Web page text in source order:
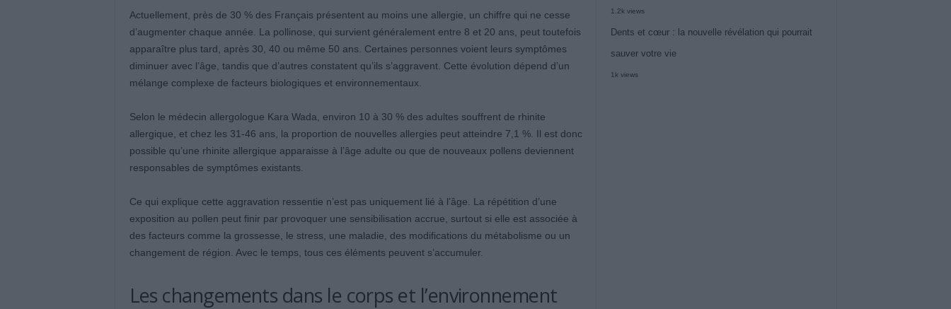
Actuellement, près de 30 % des Français présentent au moins une allergie, un chiffre qui ne cesse
d’augmenter chaque année. La pollinose, qui survient généralement entre 8 et 20 ans, peut toutefois
apparaître plus tard, après 30, 40 ou même 50 ans. Certaines personnes voient leurs symptômes
diminuer avec l’âge, tandis que d’autres constatent qu’ils s’aggravent. Cette évolution dépend d’un
mélange complexe de facteurs biologiques et environnementaux.
Selon le médecin allergologue Kara Wada, environ 10 à 30 % des adultes souffrent de rhinite
allergique, et chez les 31-46 ans, la proportion de nouvelles allergies peut atteindre 7,1 %. Il est donc
possible qu’une rhinite allergique apparaisse à l’âge adulte ou que de nouveaux pollens deviennent
responsables de symptômes existants.
Ce qui explique cette aggravation ressentie n’est pas uniquement lié à l’âge. La répétition d’une
exposition au pollen peut finir par provoquer une sensibilisation accrue, surtout si elle est associée à
des facteurs comme la grossesse, le stress, une maladie, des modifications du métabolisme ou un
changement de région. Avec le temps, tous ces éléments peuvent s’accumuler.
Les changements dans le corps et l’environnement
1.2k views
Dents et cœur : la nouvelle révélation qui pourrait
sauver votre vie
1k views